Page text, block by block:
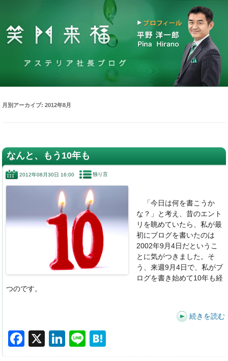
月別アーカイブ:2012年8月
なんと、もう10年も
2012年08月30日 16:00 独り言
「今日は何を書こうか
な？」と考え、昔のエント
リを眺めていたら、私が最
初にブログを書いたのは
2002年9月4日だというこ
とに気がつきました。そ
う、来週9月4日で、私がブ
ログを書き始めて10年も経
つのです。
続きを読む
F
X
Li
Li